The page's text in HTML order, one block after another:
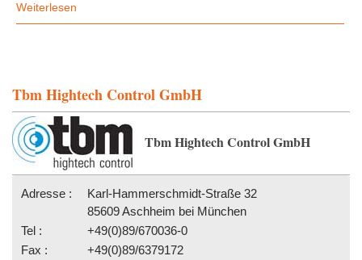
Weiterlesen
Tbm Hightech Control GmbH
Tbm Hightech Control GmbH
Adresse :
Karl-Hammerschmidt-Straße 32
85609 Aschheim bei München
Tel :
+49(0)89/670036-0
Fax :
+49(0)89/6379172